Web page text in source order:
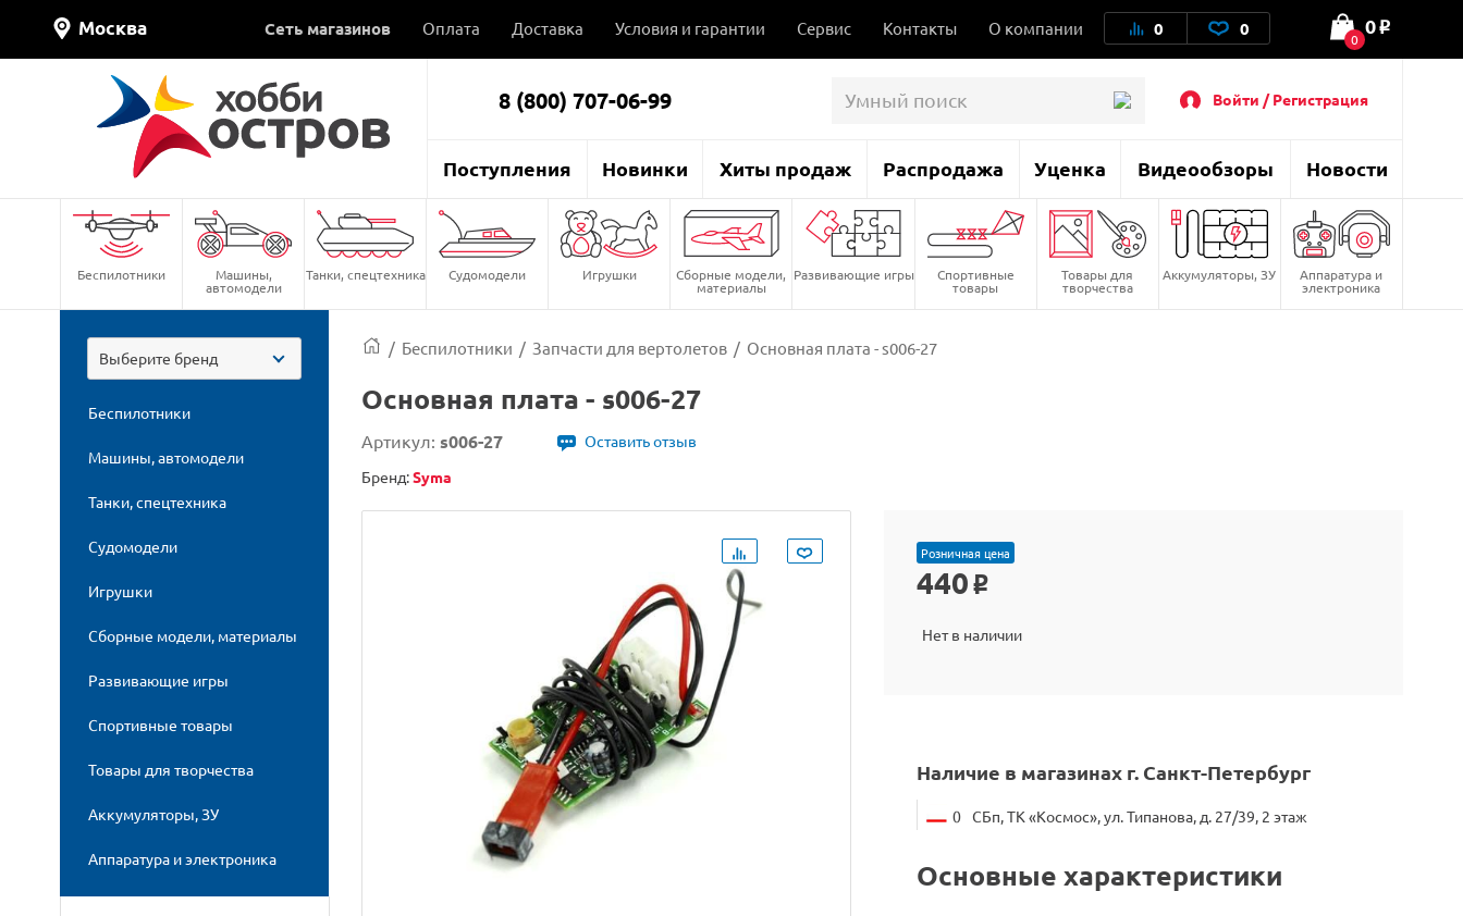
Москва Сеть магазинов Оплата Доставка Условия и гарантии Сервис Контакты О компании 0 0 0
0 o
8 (800) 707-06-99 Войти / Регистрация
Поступления Новинки Хиты продаж Распродажа Уценка Видеообзоры Новости
Беспилотники Машины,
автомодели
Танки, спецтехника Судомодели Игрушки Сборные модели,
материалы
Развивающие игры Спортивные
товары
Товары для
творчества
Аккумуляторы, ЗУ Аппаратура и
электроника
Выберите бренд
Беспилотники
Машины, автомодели
Танки, спецтехника
Судомодели
Игрушки
Сборные модели, материалы
Развивающие игры
Спортивные товары
Товары для творчества
Аккумуляторы, ЗУ
Аппаратура и электроника
/ Беспилотники / Запчасти для вертолетов / Основная плата - s006-27
Основная плата - s006-27
Артикул: s006-27
Оставить отзыв
Бренд:Syma
Розничная цена
440 o
Нет в наличии
Наличие в магазинах г. Санкт-Петербург
0 СБп, ТК «Космос», ул. Типанова, д. 27/39, 2 этаж
Основные характеристики